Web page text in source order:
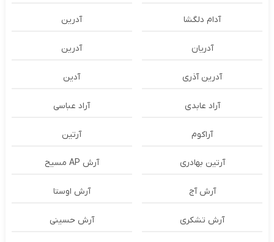
آدام دلگشا آدرين
آدریان آدرین
آدرین آذری آدین
آراد عابدی آراد عباسی
آراکوم آرتین
آرتین بهادری آرش AP مسیح
آرش آج آرش اوستا
آرش تشکری آرش حسینی